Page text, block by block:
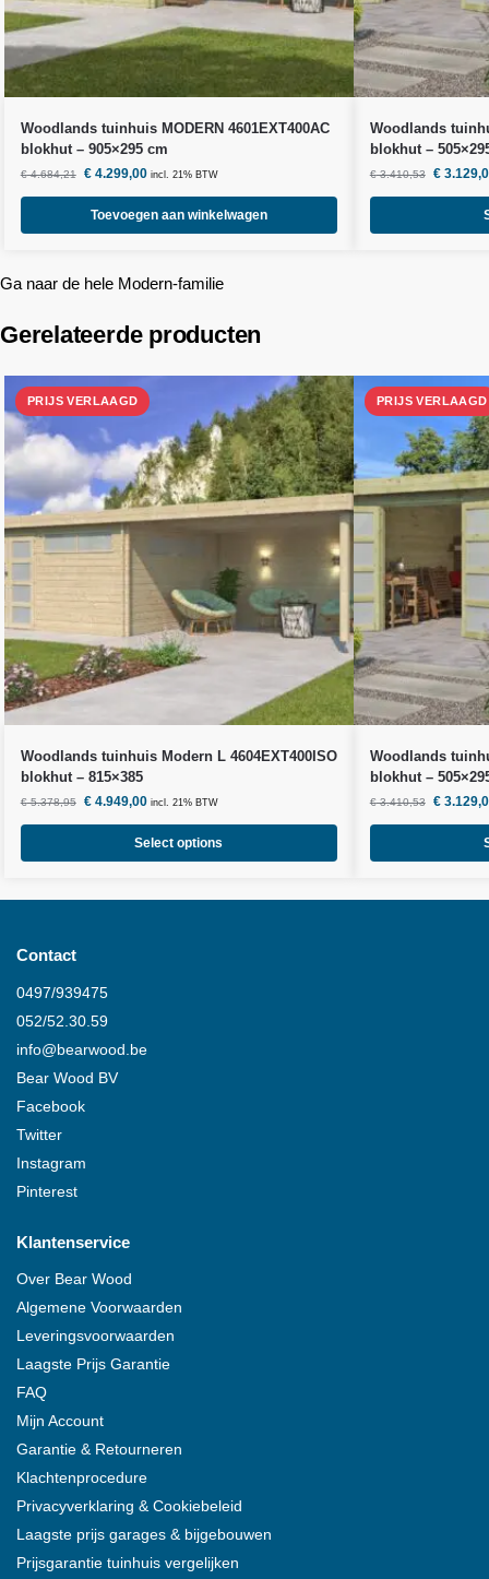
Woodlandstuinhuis MODERN 4601EXT400AC
blokhut – 905×295 cm
€4.684,21 €4.299,00 incl. 21% BTW
Toevoegen aan winkelwagen
Woodlands
blokhut –
€3.410,53 €
Ga naar de hele Modern-familie
Gerelateerde producten
Woodlandstuinhuis Modern L 4604EXT400ISO
blokhut – 815×385
€5.378,95 €4.949,00 incl. 21% BTW
Select options
Woodlands
blokhut –
€3.410,53 €
Contact
0497/939475
052/52.30.59
info@bearwood .be
Bear Wood BV
Facebook
Twitter
Instagram
Pinterest
Klantenservice
Over Bear Wood
Algemene Voorwaarden
Leveringsvoorwaarden
Laagste Prijs Garantie
FAQ
Mijn Account
Garantie & Retourneren
Klachtenprocedure
Privacyverklaring & Cookiebeleid
Laagste prijs garages & bijgebouwen
Prijsgarantie tuinhuis vergelijken